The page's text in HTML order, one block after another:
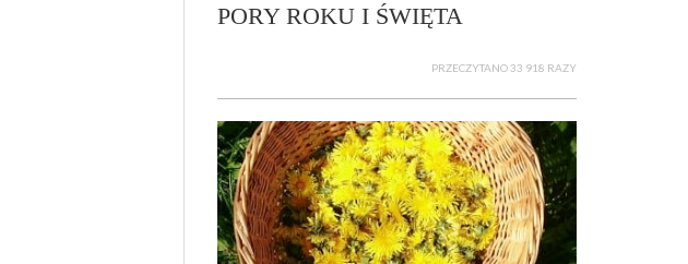
PORY ROKU I ŚWIĘTA
PRZECZYTANO 33 918 RAZY